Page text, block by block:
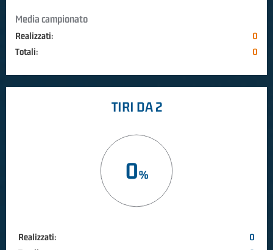
Media campionato
Realizzati:
0
Totali:
0
TIRI DA 2
0
Realizzati:
0